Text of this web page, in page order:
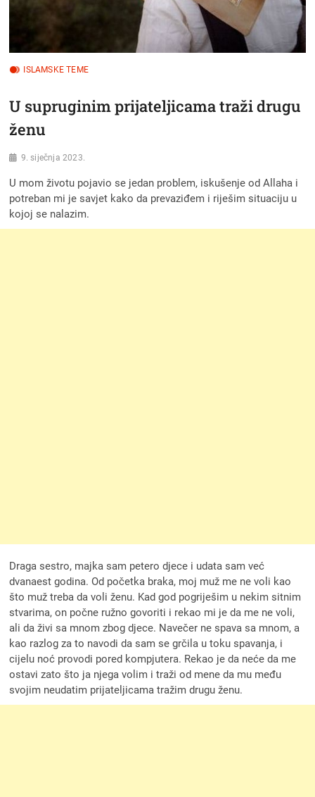
ISLAMSKE TEME
U supruginim prijateljicama traži drugu
ženu
9. siječnja 2023.
U mom životu pojavio se jedan problem, iskušenje od Allaha i
potreban mi je savjet kako da prevaziđem i riješim situaciju u
kojoj se nalazim.
Draga sestro, majka sam petero djece i udata sam već
dvanaest godina. Od početka braka, moj muž me ne voli kao
što muž treba da voli ženu. Kad god pogriješim u nekim sitnim
stvarima, on počne ružno govoriti i rekao mi je da me ne voli,
ali da živi sa mnom zbog djece. Navečer ne spava sa mnom, a
kao razlog za to navodi da sam se grčila u toku spavanja, i
cijelu noć provodi pored kompjutera. Rekao je da neće da me
ostavi zato što ja njega volim i traži od mene da mu među
svojim neudatim prijateljicama tražim drugu ženu.